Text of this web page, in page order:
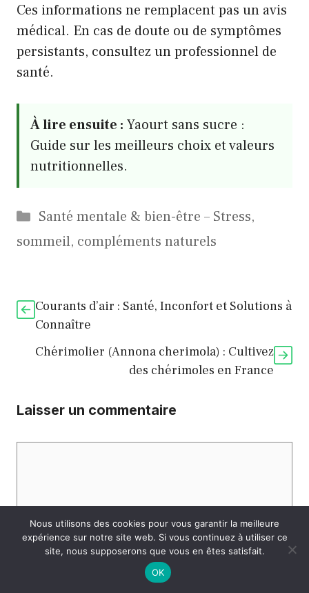
Ces informations ne remplacent pas un avis
médical. En cas de doute ou de symptômes
persistants, consultez un professionnel de
santé.
À lire ensuite : Yaourt sans sucre :
Guide sur les meilleurs choix et valeurs
nutritionnelles.
Catégories
Santé mentale & bien-être – Stress,
sommeil, compléments naturels
Courants d’air : Santé, Inconfort et Solutions à
Connaître
Chérimolier (Annona cherimola) : Cultivez
des chérimoles en France
Laisser un commentaire
Nous utilisons des cookies pour vous garantir la meilleure
expérience sur notre site web. Si vous continuez à utiliser ce
site, nous supposerons que vous en êtes satisfait.
OK